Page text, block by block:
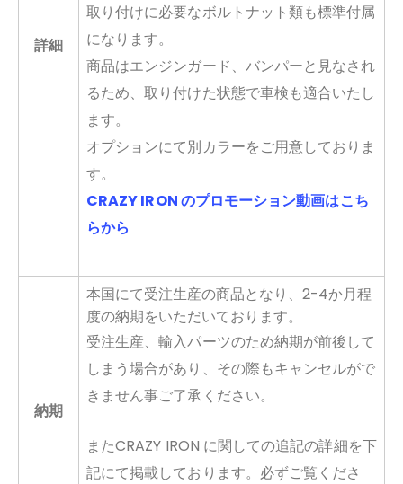
詳細
取り付けに必要なボルトナット類も標準付属
になります。
商品はエンジンガード、バンパーと見なされ
るため、取り付けた状態で車検も適合いたし
ます。
オプションにて別カラーをご用意しておりま
す。
CRAZY IRON のプロモーション動画はこち
らから
納期
本国にて受注生産の商品となり、2-4か月程
度の納期をいただいております。
受注生産、輸入パーツのため納期が前後して
しまう場合があり、その際もキャンセルがで
きません事ご了承ください。
またCRAZY IRON に関しての追記の詳細を下
記にて掲載しております。必ずご覧くださ